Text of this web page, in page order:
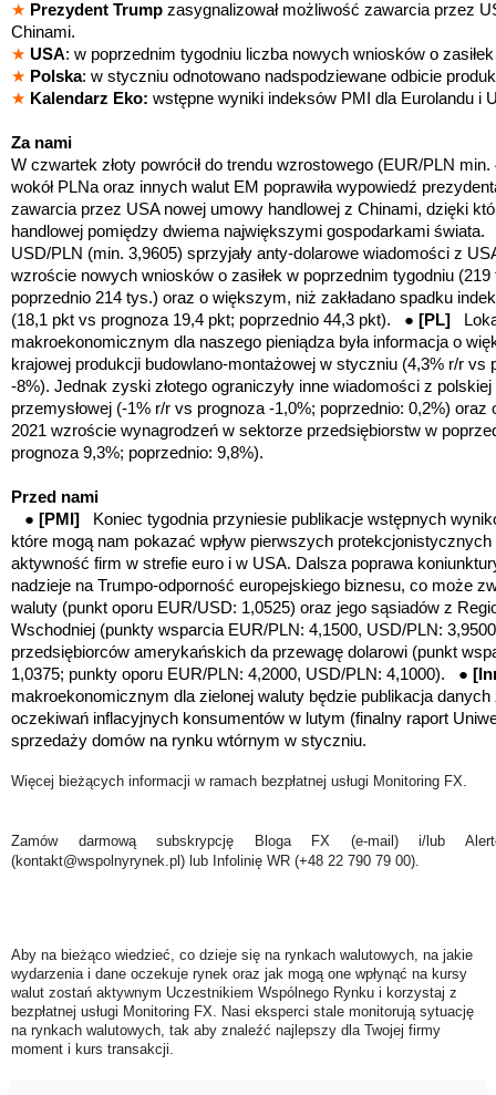
★ Prezydent Trump zasygnalizował możliwość zawarcia przez
Chinami.
★ USA: w poprzednim tygodniu liczba nowych wniosków o
★ Polska: w styczniu odnotowano nadspodziewane odbicie
★ Kalendarz Eko: wstępne wyniki indeksów PMI dla Eurolandu i
Za nami
W czwartek złoty powrócił do trendu wzrostowego (EUR/PLN
wokół PLNa oraz innych walut EM poprawiła wypowiedź
zawarcia przez USA nowej umowy handlowej z Chinami, dzięki
handlowej pomiędzy dwiema największymi gospodarkami
USD/PLN (min. 3,9605) sprzyjały anty-dolarowe wiadomości z
wzroście nowych wniosków o zasiłek w poprzednim tygodniu
poprzednio 214 tys.) oraz o większym, niż zakładano spadku
(18,1 pkt vs prognoza 19,4 pkt; poprzednio 44,3 pkt). ● [PL]
makroekonomicznym dla naszego pieniądza była informacja o
krajowej produkcji budowlano-montażowej w styczniu (4,3% r/r vs
-8%). Jednak zyski złotego ograniczyły inne wiadomości z
przemysłowej (-1% r/r vs prognoza -1,0%; poprzednio: 0,2%)
2021 wzroście wynagrodzeń w sektorze przedsiębiorstw w
prognoza 9,3%; poprzednio: 9,8%).
Przed nami
● [PMI] Koniec tygodnia przyniesie publikacje wstępnych
które mogą nam pokazać wpływ pierwszych
aktywność firm w strefie euro i w USA. Dalsza poprawa
nadzieje na Trumpo-odporność europejskiego biznesu, co może
waluty (punkt oporu EUR/USD: 1,0525) oraz jego sąsiadów z
Wschodniej (punkty wsparcia EUR/PLN: 4,1500, USD/PLN: 3,9500
przedsiębiorców amerykańskich da przewagę dolarowi (punkt
1,0375; punkty oporu EUR/PLN: 4,2000, USD/PLN: 4,1000). ●
makroekonomicznym dla zielonej waluty będzie publikacja danych
oczekiwań inflacyjnych konsumentów w lutym (finalny raport
sprzedaży domów na rynku wtórnym w styczniu.
Więcej bieżących informacji w ramach bezpłatnej usługi Monitoring FX.
Zamów darmową subskrypcję Bloga FX (e-mail) i/lub
(kontakt@wspolnyrynek.pl) lub Infolinię WR (+48 22 790 79 00).
Aby na bieżąco wiedzieć, co dzieje się na rynkach walutowych, na jakie
wydarzenia i dane oczekuje rynek oraz jak mogą one wpłynąć na kursy
walut zostań aktywnym Uczestnikiem Wspólnego Rynku i korzystaj z
bezpłatnej usługi Monitoring FX. Nasi eksperci stale monitorują sytuację
na rynkach walutowych, tak aby znaleźć najlepszy dla Twojej firmy
moment i kurs transakcji.